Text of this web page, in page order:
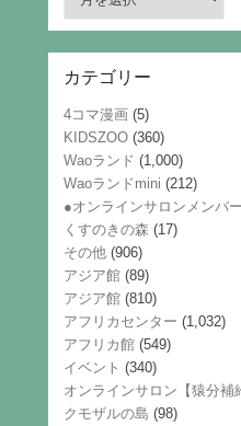
履
歴
カテゴリー
4コマ漫画 (5)
KIDSZOO (360)
Waoランド (1,000)
Waoランドmini (212)
●オンラインサロンメンバ
くすのきの森 (17)
その他 (906)
アジア館 (89)
アジア館 (810)
アフリカセンター (1,032)
アフリカ館 (549)
イベント (340)
オンラインサロン【猿分補
クモザルの島 (98)